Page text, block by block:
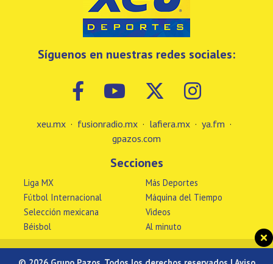
Síguenos en nuestras redes sociales:
xeu.mx · fusionradio.mx · lafiera.mx · ya.fm ·
gpazos.com
Secciones
Liga MX
Fútbol Internacional
Selección mexicana
Béisbol
Más Deportes
Máquina del Tiempo
Videos
Al minuto